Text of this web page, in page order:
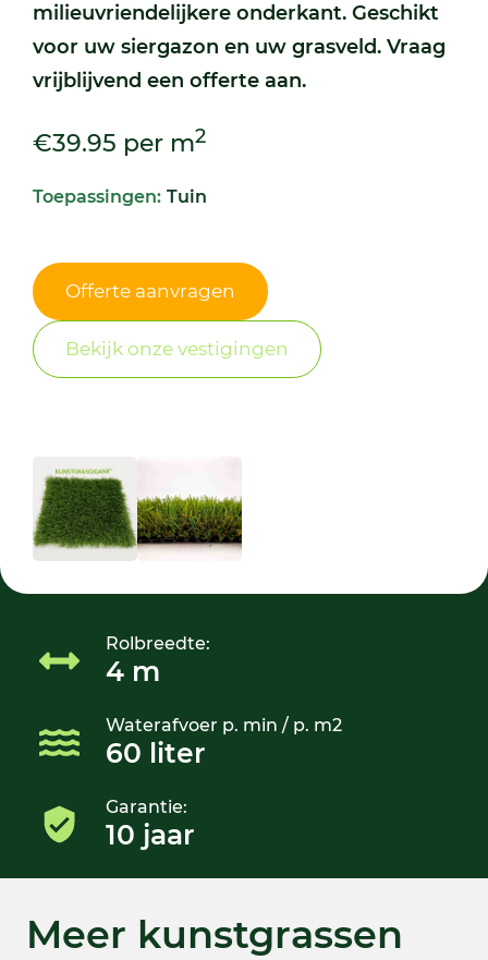
milieuvriendelijkere onderkant. Geschikt
voor uw siergazon en uw grasveld. Vraag
vrijblijvend een offerte aan.
€39.95 per m2
Toepassingen: Tuin
Offerte aanvragen
Bekijk onze vestigingen
Rolbreedte:
4 m
Waterafvoer p. min / p. m2
60 liter
Garantie:
10 jaar
Meer kunstgrassen